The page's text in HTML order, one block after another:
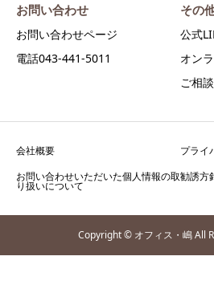
お問い合わせ
お問い合わせページ
電話043-441-5011
その
公式
オン
ご相
会社概要
プライ
お問い合わせいただいた個人情報の取
り扱いについて
勧誘方
Copyright © オフィス・嶋 All